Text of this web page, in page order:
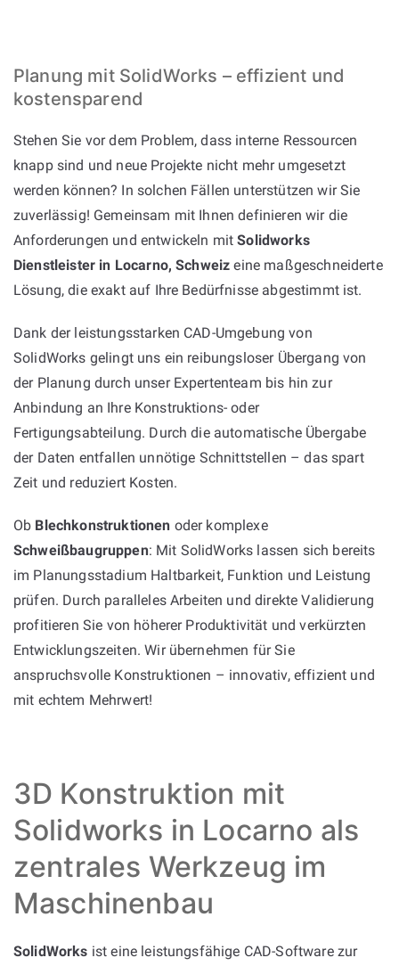
Planung mit SolidWorks – effizient und
kostensparend
Stehen Sie vor dem Problem, dass interne Ressourcen
knapp sind und neue Projekte nicht mehr umgesetzt
werden können? In solchen Fällen unterstützen wir Sie
zuverlässig! Gemeinsam mit Ihnen definieren wir die
Anforderungen und entwickeln mit Solidworks
Dienstleister in Locarno, Schweiz eine maßgeschneiderte
Lösung, die exakt auf Ihre Bedürfnisse abgestimmt ist.
Dank der leistungsstarken CAD-Umgebung von
SolidWorks gelingt uns ein reibungsloser Übergang von
der Planung durch unser Expertenteam bis hin zur
Anbindung an Ihre Konstruktions- oder
Fertigungsabteilung. Durch die automatische Übergabe
der Daten entfallen unnötige Schnittstellen – das spart
Zeit und reduziert Kosten.
Ob Blechkonstruktionen oder komplexe
Schweißbaugruppen: Mit SolidWorks lassen sich bereits
im Planungsstadium Haltbarkeit, Funktion und Leistung
prüfen. Durch paralleles Arbeiten und direkte Validierung
profitieren Sie von höherer Produktivität und verkürzten
Entwicklungszeiten. Wir übernehmen für Sie
anspruchsvolle Konstruktionen – innovativ, effizient und
mit echtem Mehrwert!
3D Konstruktion mit
Solidworks in Locarno als
zentrales Werkzeug im
Maschinenbau
SolidWorks ist eine leistungsfähige CAD-Software zur